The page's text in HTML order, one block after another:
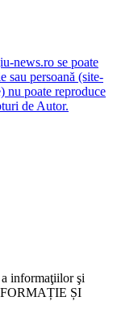
news.ro se poate
sau persoană (site-
nu poate reproduce
de Autor.
informaţiilor şi
ȘI